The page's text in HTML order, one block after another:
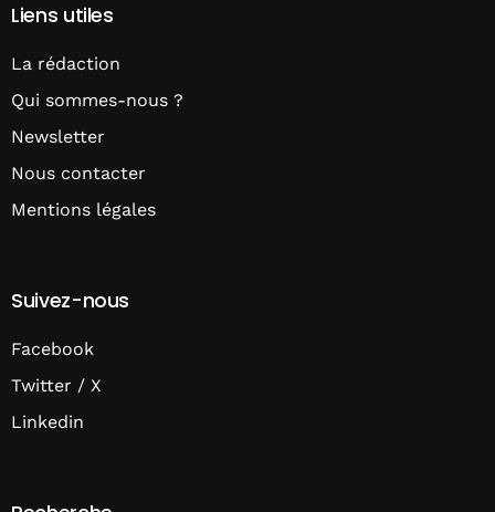
Liens utiles
La rédaction
Qui sommes-nous ?
Newsletter
Nous contacter
Mentions légales
Suivez-nous
Facebook
Twitter / X
Linkedin